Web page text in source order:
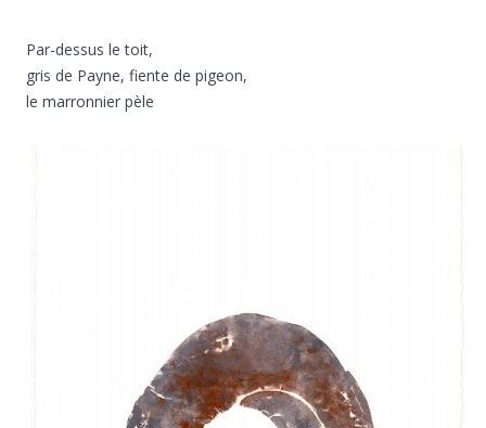
Par-dessus le toit,
gris de Payne, fiente de pigeon,
le marronnier pèle